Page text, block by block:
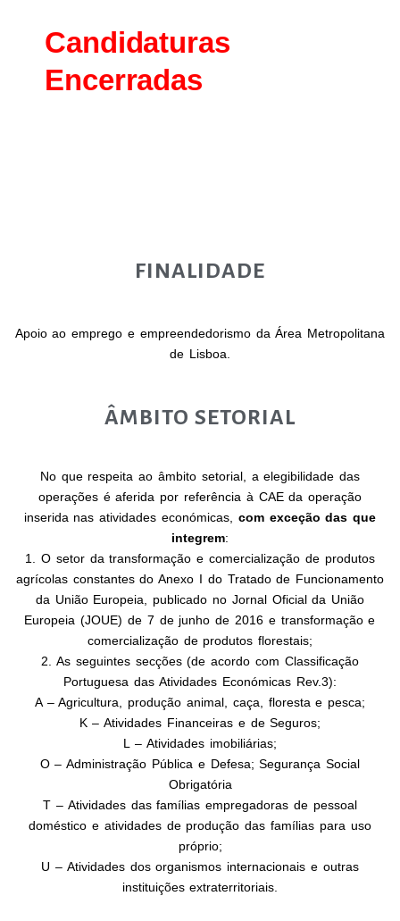
AMLCandidaturas
Encerradas
FINALIDADE
Apoio ao emprego e empreendedorismo da Área Metropolitana
de Lisboa.
ÂMBITO SETORIAL
No que respeita ao âmbito setorial, a elegibilidade das
operações é aferida por referência à CAE da operação
inserida nas atividades económicas, com exceção das que
integrem:
1. O setor da transformação e comercialização de produtos
agrícolas constantes do Anexo I do Tratado de Funcionamento
da União Europeia, publicado no Jornal Oficial da União
Europeia (JOUE) de 7 de junho de2016 e transformação e
comercialização de produtos florestais;
2. As seguintes secções (de acordo com Classificação
Portuguesa das Atividades Económicas Rev.3):
A – Agricultura, produção animal, caça, floresta e pesca;
K – Atividades Financeiras e de Seguros;
L – Atividades imobiliárias;
O – Administração Pública e Defesa; Segurança Social
Obrigatória
T – Atividades das famílias empregadoras de pessoal
doméstico e atividades de produção das famílias para uso
próprio;
U – Atividades dos organismos internacionais e outras
instituições extraterritoriais.